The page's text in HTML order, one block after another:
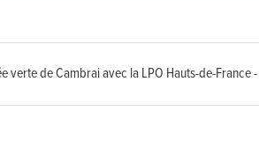
verte de Cambrai avec la LPO Hauts-de-France